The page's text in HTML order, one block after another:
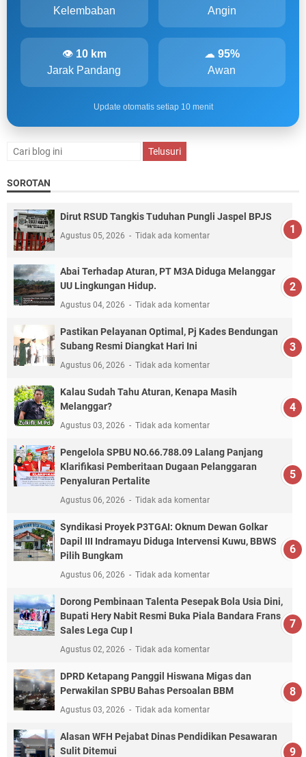
Kelembaban Angin
👁 10 km
Jarak Pandang
☁ 95%
Awan
Update otomatis setiap 10 menit
SOROTAN
Dirut RSUD Tangkis Tuduhan Pungli Jaspel BPJS
Agustus 05, 2026 Tidak ada komentar
Abai Terhadap Aturan, PT M3A Diduga Melanggar
UU Lingkungan Hidup.
Agustus 04, 2026 Tidak ada komentar
Pastikan Pelayanan Optimal, Pj Kades Bendungan
Subang Resmi Diangkat Hari Ini
Agustus 06, 2026 Tidak ada komentar
Kalau Sudah Tahu Aturan, Kenapa Masih
Melanggar?
Agustus 03, 2026 Tidak ada komentar
Pengelola SPBU NO.66.788.09 Lalang Panjang
Klarifikasi Pemberitaan Dugaan Pelanggaran
Penyaluran Pertalite
Agustus 06, 2026 Tidak ada komentar
Syndikasi Proyek P3TGAI: Oknum Dewan Golkar
Dapil III Indramayu Diduga Intervensi Kuwu, BBWS
Pilih Bungkam
Agustus 06, 2026 Tidak ada komentar
Dorong Pembinaan Talenta Pesepak Bola Usia Dini,
Bupati Hery Nabit Resmi Buka Piala Bandara Frans
Sales Lega Cup I
Agustus 02, 2026 Tidak ada komentar
DPRD Ketapang Panggil Hiswana Migas dan
Perwakilan SPBU Bahas Persoalan BBM
Agustus 03, 2026 Tidak ada komentar
Alasan WFH Pejabat Dinas Pendidikan Pesawaran
Sulit Ditemui